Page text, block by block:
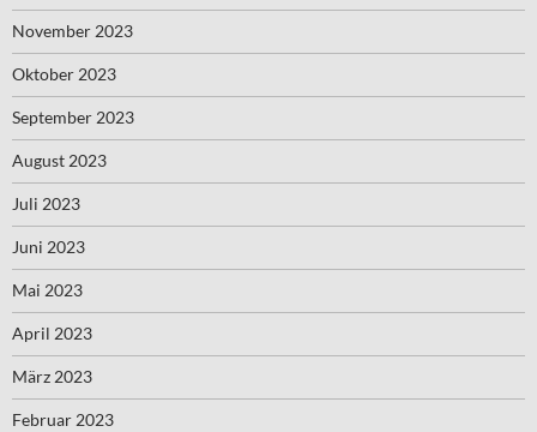
November 2023
Oktober 2023
September 2023
August 2023
Juli 2023
Juni 2023
Mai 2023
April 2023
März 2023
Februar 2023